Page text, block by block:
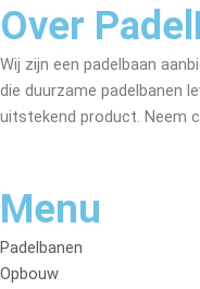
Over
Wij zijn een padelbaan
die duurzame padelbanen
uitstekend product. Neem
Menu
Padelbanen
Opbouw